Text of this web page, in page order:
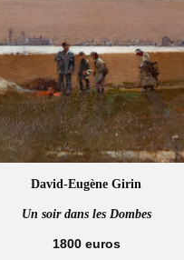
David-Eugène Girin
Un soir dans les Dombes
1800 euros